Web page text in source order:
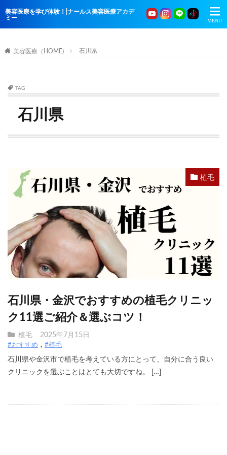
美容医療を学び体験！|ナールス美容医療アカデ
ミー
美容医療（HOME) 石川県
TAG
石川県
植毛
石川県・金沢でおすすめの植毛クリニッ
ク11選ご紹介＆選ぶコツ！
植毛 2025年7月15日
#おすすめ #植毛
石川県や金沢市で植毛を考えている方にとって、自分に合う良い
クリニックを選ぶことはとても大切ですね。 […]